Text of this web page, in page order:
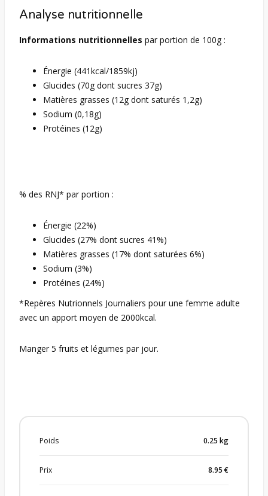
Analyse nutritionnelle
Informations nutritionnelles par portion de 100g :
Énergie (441kcal/1859kj)
Glucides (70g dont sucres 37g)
Matières grasses (12g dont saturés 1,2g)
Sodium (0,18g)
Protéines (12g)
% des RNJ* par portion :
Énergie (22%)
Glucides (27% dont sucres 41%)
Matières grasses (17% dont saturées 6%)
Sodium (3%)
Protéines (24%)
*Repères Nutrionnels Journaliers pour une femme adulte
avec un apport moyen de 2000kcal.
Manger 5 fruits et légumes par jour.
Poids 0.25 kg
Prix 8.95 €